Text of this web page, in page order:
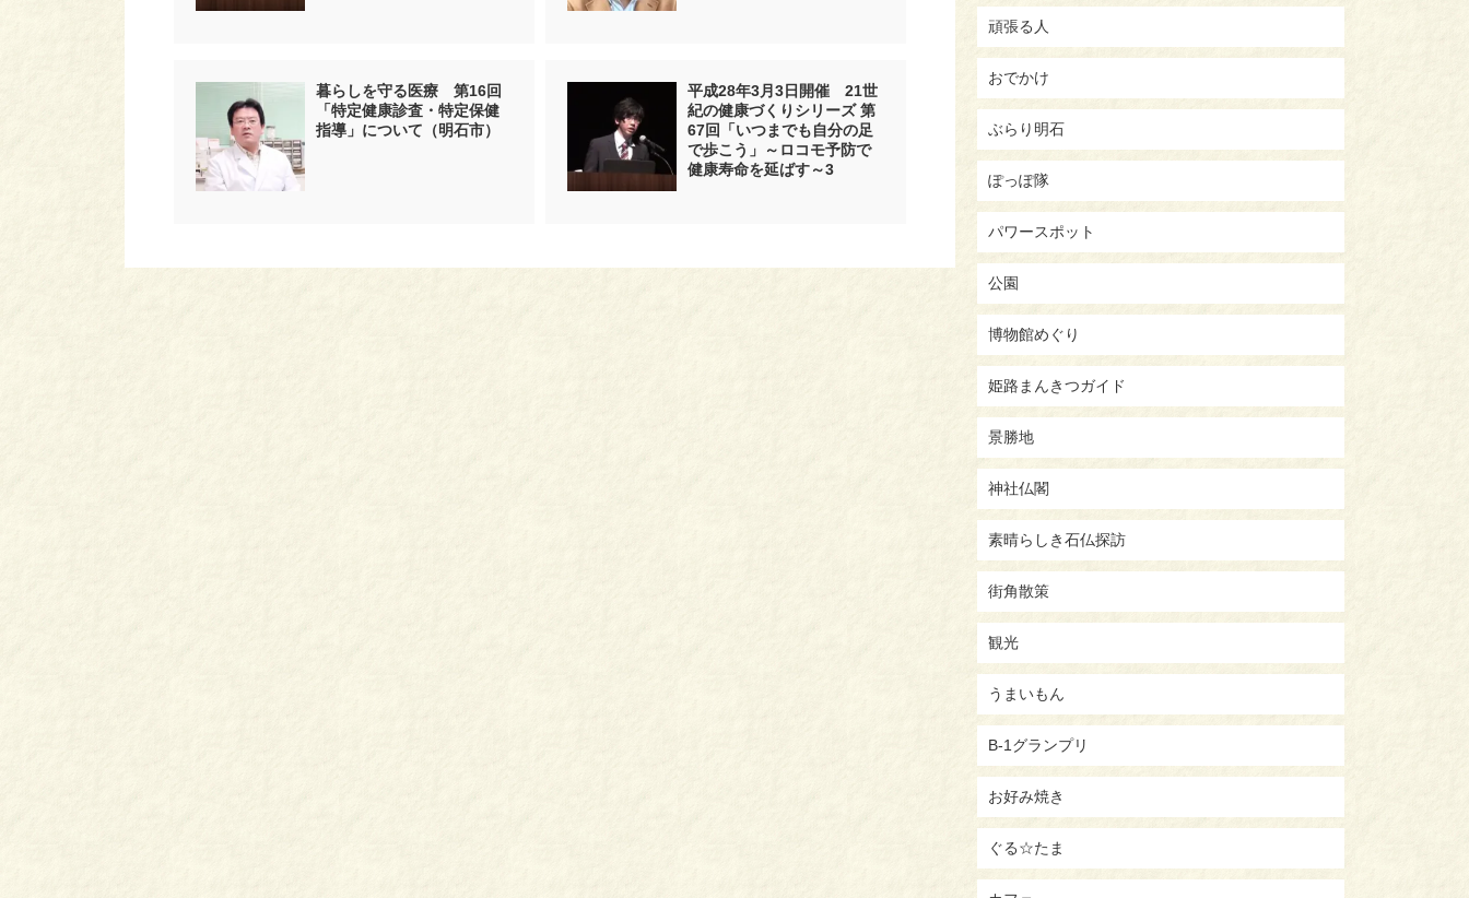
暮らしを守る医療 第16回
「特定健康診査・特定保健
指導」について（明石市）
平成28年3月3日開催 21世
紀の健康づくりシリーズ 第
67回「いつまでも自分の足
で歩こう」～ロコモ予防で
健康寿命を延ばす～3
頑張る人
おでかけ
ぶらり明石
ぽっぽ隊
パワースポット
公園
博物館めぐり
姫路まんきつガイド
景勝地
神社仏閣
素晴らしき石仏探訪
街角散策
観光
うまいもん
B-1グランプリ
お好み焼き
ぐる☆たま